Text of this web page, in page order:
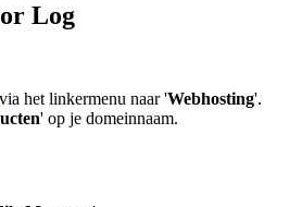
Log
via het linkermenu naar 'Webhosting'.
' op je domeinnaam.